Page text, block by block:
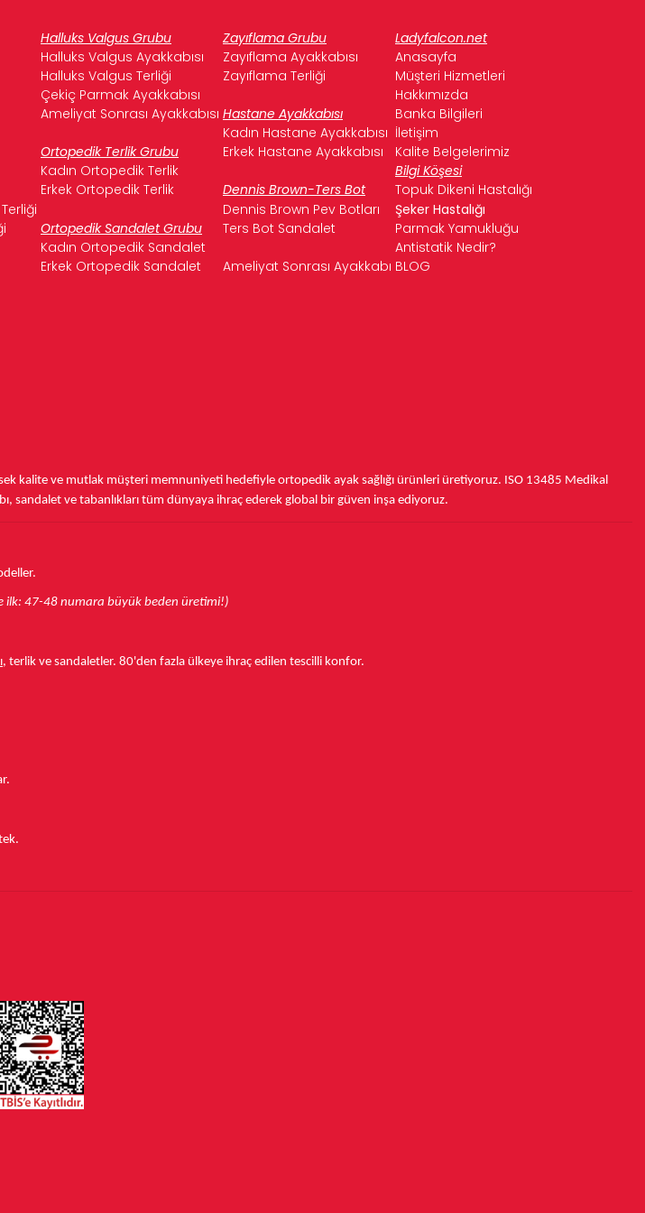
Halluks Valgus Grubu Zayıflama Grubu
Ladyfalcon.net
Halluks Valgus Ayakkabısı Zayıflama Ayakkabısı
Anasayfa
Halluks Valgus Terliği Zayıflama Terliği
Müşteri Hizmetleri
Çekiç Parmak Ayakkabısı
Hakkımızda
Ameliyat Sonrası Ayakkabısı Hastane Ayakkabısı
Banka Bilgileri
Kadın Hastane Ayakkabısı İletişim
Ortopedik Terlik Grubu Erkek Hastane Ayakkabısı
Kalite Belgelerimiz
Kadın Ortopedik Terlik
Bilgi Köşesi
Erkek Ortopedik Terlik Dennis Brown-Ters Bot
Topuk Dikeni Hastalığı
Dennis Brown Pev Botları
Şeker Hastalığı
Ortopedik Sandalet Grubu Ters Bot Sandalet
Parmak Yamukluğu
Kadın Ortopedik Sandalet
Antistatik Nedir?
Erkek Ortopedik Sandalet Ameliyat Sonrası Ayakkabı BLOG
kalite ve mutlak müşteri memnuniyeti hedefiyle ortopedik ayak sağlığı ürünleri üretiyoruz. ISO 13485 Medikal
sandalet ve tabanlıklarıtüm dünyaya ihraç ederek global bir güven inşa ediyoruz.
ilk: 47-48 numara büyük beden üretimi!)
, terlik ve sandaletler. 80'den fazla ülkeye ihraç edilen tescilli konfor.